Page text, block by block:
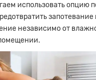
использовать опцию
независимо от